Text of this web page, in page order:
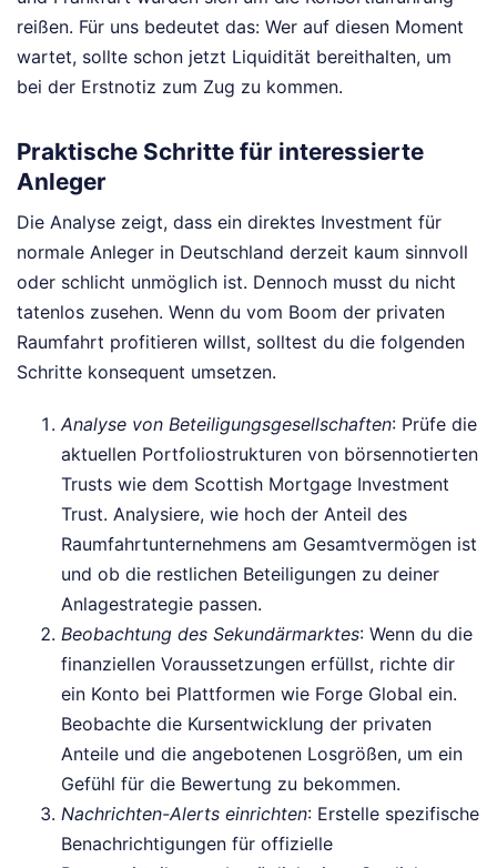
reißen. Für uns bedeutet das: Wer auf diesen Moment
wartet, sollte schon jetzt Liquidität bereithalten, um
bei der Erstnotiz zum Zug zu kommen.
Praktische Schritte für interessierte
Anleger
Die Analyse zeigt, dass ein direktes Investment für
normale Anleger in Deutschland derzeit kaum sinnvoll
oder schlicht unmöglich ist. Dennoch musst du nicht
tatenlos zusehen. Wenn du vom Boom der privaten
Raumfahrt profitieren willst, solltest du die folgenden
Schritte konsequent umsetzen.
Analyse von Beteiligungsgesellschaften: Prüfe die
aktuellen Portfoliostrukturen von börsennotierten
Trusts wie dem Scottish Mortgage Investment
Trust. Analysiere, wie hoch der Anteil des
Raumfahrtunternehmens am Gesamtvermögen ist
und ob die restlichen Beteiligungen zu deiner
Anlagestrategie passen.
Beobachtung des Sekundärmarktes: Wenn du die
finanziellen Voraussetzungen erfüllst, richte dir
ein Konto bei Plattformen wie Forge Global ein.
Beobachte die Kursentwicklung der privaten
Anteile und die angebotenen Losgrößen, um ein
Gefühl für die Bewertung zu bekommen.
Nachrichten-Alerts einrichten: Erstelle spezifische
Benachrichtigungen für offizielle